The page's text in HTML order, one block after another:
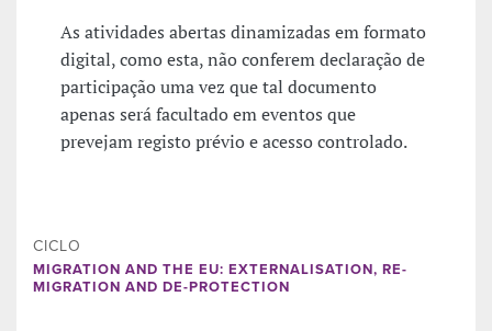
As atividades abertas dinamizadas em formato
digital, como esta, não conferem declaração de
participação uma vez que tal documento
apenas será facultado em eventos que
prevejam registo prévio e acesso controlado.
CICLO
MIGRATION AND THE EU: EXTERNALISATION, RE-
MIGRATION AND DE-PROTECTION